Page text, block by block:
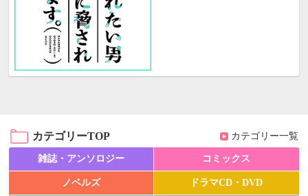
カテゴリーTOP カテゴリー一覧
雑誌・アンソロジー コミックス
ノベルズ ドラマCD・DVD